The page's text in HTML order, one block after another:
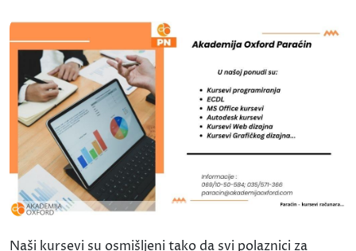
Naši kursevi su osmišljeni tako da svi polaznici za